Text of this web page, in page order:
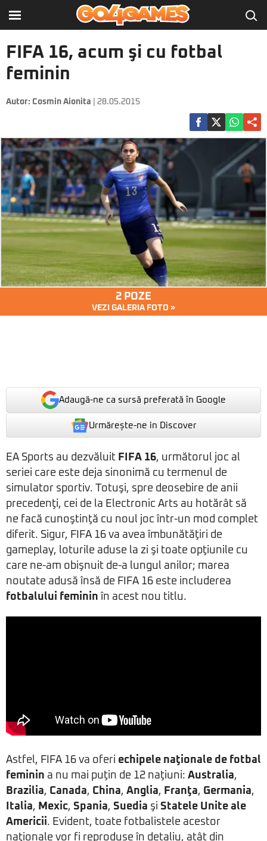
FIFA 16, acum şi cu fotbal
feminin
Autor: Cosmin Aionita | 28.05.2015
2 POZE
VEZI GALERIA FOTO »
Adaugă-ne ca sursă preferată în Google
Urmărește-ne in Discover
EA Sports au dezvăluit FIFA 16, următorul joc al
seriei care este deja sinonimă cu termenul de
simulator sportiv. Totuşi, spre deosebire de anii
precedenţi, cei de la Electronic Arts au hotărât să
ne facă cunoştinţă cu noul joc într-un mod complet
diferit. Sigur, FIFA 16 va avea îmbunătăţiri de
gameplay, loturile aduse la zi şi toate opţiunile cu
care ne-am obişnuit de-a lungul anilor; marea
noutate adusă însă de FIFA 16 este includerea
fotbalului feminin în acest nou titlu.
Astfel, FIFA 16 va oferi echipele naţionale de fotbal
feminin a nu mai puţin de 12 naţiuni: Australia,
Brazilia, Canada, China, Anglia, Franţa, Germania,
Italia, Mexic, Spania, Suedia şi Statele Unite ale
Americii. Evident, toate fotbalistele acestor
naţionale vor fi reproduse în detaliu, atât din